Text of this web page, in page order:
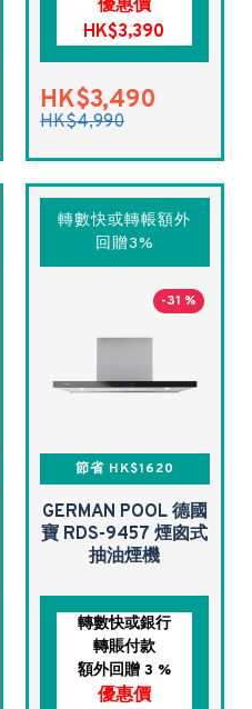
優惠價
HK$3,390
HK$3,490
HK$4,990
轉數快或轉帳額外
回贈3%
-31 %
節省 HK$1620
GERMAN POOL 德國
寶 RDS-9457 煙囪式
抽油煙機
轉數快或銀行
轉賬付款
額外回贈 3 %
優惠價